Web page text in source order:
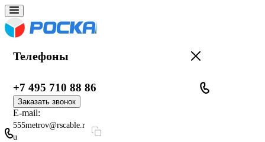
Телефоны
+7 495 710 88 86
Заказать звонок
E-mail:
555metrov@rscable.r
u